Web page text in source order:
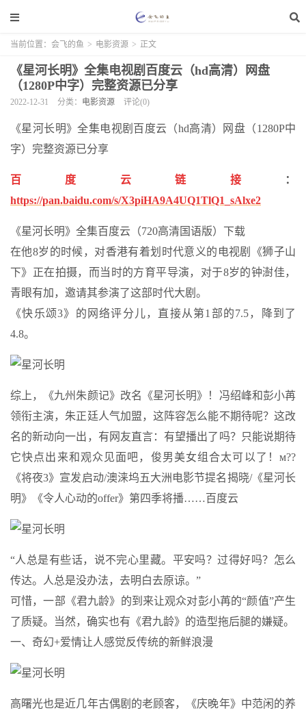
当前位置： 会飞的鱼 > 电影资源 > 正文
《星河长明》全集电视剧百度云（hd高清）网盘
（1280P中字）完整资源已分享
2022-12-31 分类： 电影资源 评论(0)
《星河长明》全集电视剧百度云（hd高清）网盘（1280P中
字）完整资源已分享
百度云链接
：
https://pan.baidu.com/s/X3piHA9A4UQ1TlQ1_sAlxe2
《星河长明》全集百度云（720高清国语版）下载
在他8岁的时候，对香港有着划时代意义的电视剧《狮子山
下》正在拍摄，而当时的方育平导演，对于8岁的钟澍佳，
青眼有加，邀请其参演了这部时代大剧。
《快乐颂3》的网络评分儿，直接从第1部的7.5，降到了
4.8。
综上，《九州朱颜记》改名《星河长明》！冯绍峰和彭小苒
领衔主演，朱正廷人气加盟，这阵容怎么能不期待呢？这改
名的新动向一出，有网友直言：有望播出了吗？只能说期待
它快点出来和观众见面吧，俊男美女组合太可以了！м??
《将夜3》宣发启动/澳涞坞五大洲电影节提名揭晓/《星河长
明》《令人心动的offer》第四季将播……百度云
“人总是有些话，说不完心里藏。平安吗？过得好吗？怎么
传达。人总是没办法，去明白去原谅。”
可惜，一部《君九龄》的到来让观众对彭小苒的“颜值”产生
了质疑。当然，确实也有《君九龄》的造型拖后腿的嫌疑。
一、奇幻+爱情让人感觉反传统的新鲜浪漫
高曙光也是近几年古偶剧的老顾客，《庆晚年》中范闲的养